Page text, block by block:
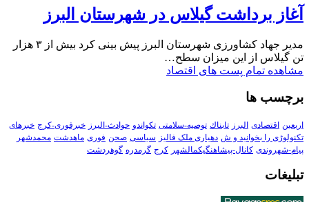
آغاز برداشت گیلاس در شهرستان البرز
مدیر جهاد کشاورزی شهرستان البرز پیش بینی کرد بیش از ۳ هزار
تن گیلاس از این میزان سطح…
مشاهده تمام پست های اقتصاد
برچسب ها
اربعین اقتصادی البرز تابناك توصیه-سلامتی تکواندو حوادث-البرز خبرفوری-کرج خبرهای
تکنولوڑی را بخوانید و ش دهیاری ملک فالیز سیاسی صحن فوری ماهدشت محمدشهر
پیام-شهروندی کانال-پیشاهنگیکمالشهر کرج گرمدره گوهردشت
تبلیغات